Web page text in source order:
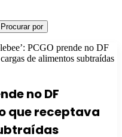
Procurar por
PCGO prende no DF
de alimentos subtraídas
no DF
que receptava